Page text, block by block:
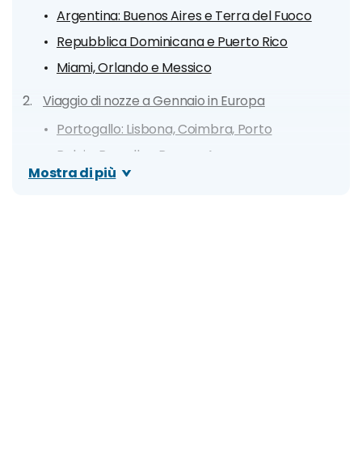
Argentina: Buenos Aires e Terra del Fuoco
Repubblica Dominicana e Puerto Rico
Miami, Orlando e Messico
Viaggio di nozze a Gennaio in Europa
Portogallo: Lisbona, Coimbra, Porto
Belgio: Bruxelles, Bruges, Anversa
Stoccolma, Oslo e crociera sui fiordi
Mostra di più